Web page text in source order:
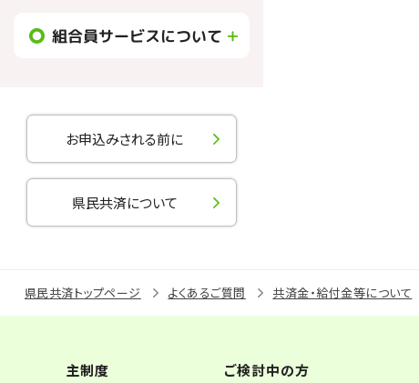
組合員サービスについて
お申込みされる前に
県民共済について
県民共済トップページ よくあるご質問 共済金・給付金等について
主制度 ご検討中の方